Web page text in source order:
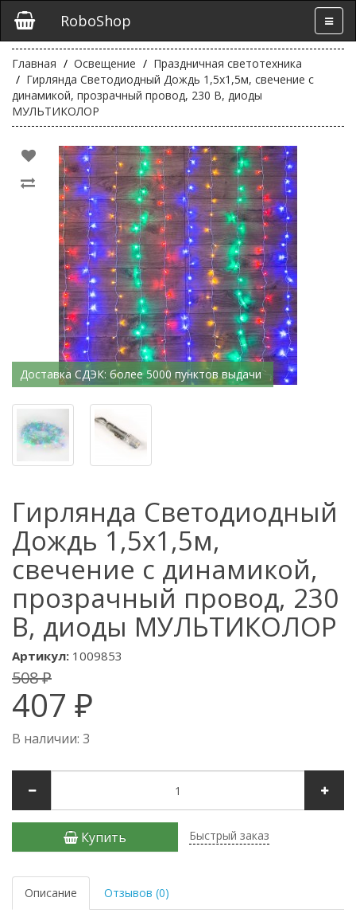
RoboShop
Главная Освещение
Праздничная светотехника
Гирлянда Светодиодный Дождь 1,5x1,5м, свечение с
динамикой, прозрачный провод, 230 В, диоды
МУЛЬТИКОЛОР
Доставка СДЭК: более 5000 пунктов выдачи
Гирлянда Светодиодный
Дождь 1,5x1,5м,
свечение с динамикой,
прозрачный провод, 230
В, диоды МУЛЬТИКОЛОР
Артикул: 1009853
508 ₽
407 ₽
В наличии: 3
Купить Быстрый заказ
Описание Отзывов (0)